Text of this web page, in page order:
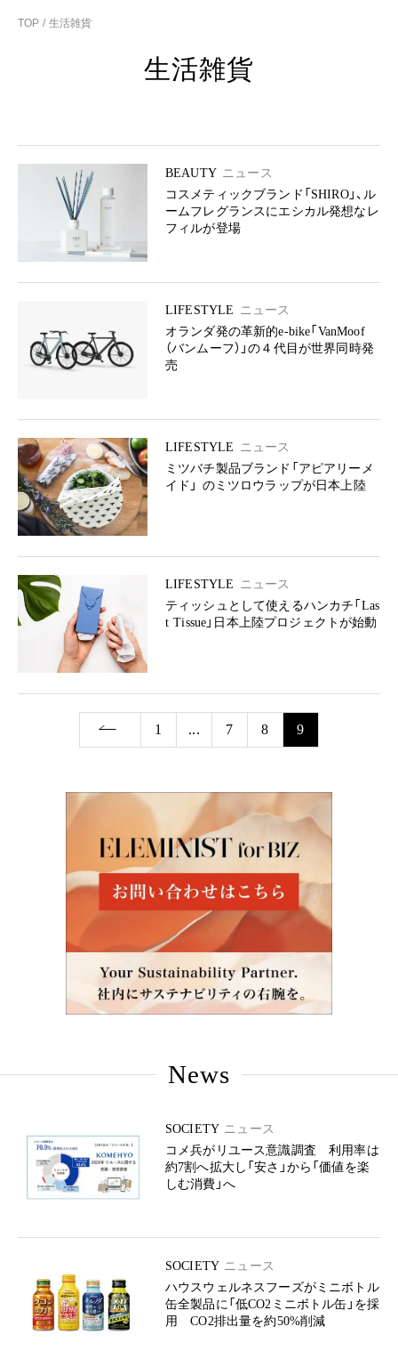
TOP 生活雑貨
生活雑貨
BEAUTY ニュース
コスメティックブランド「SHIRO」、ル
ームフレグランスにエシカル発想なレ
フィルが登場
LIFESTYLE ニュース
オランダ発の革新的e-bike「VanMoof
（バンムーフ）」の４代目が世界同時発
売
LIFESTYLE ニュース
ミツバチ製品ブランド「アピアリーメ
イド」 のミツロウラップが日本上陸
LIFESTYLE ニュース
ティッシュとして使えるハンカチ「Las
t Tissue」日本上陸プロジェクトが始動
1 ... 7 8 9
News
SOCIETY ニュース
コメ兵がリユース意識調査 利用率は
約7割へ拡大し「安さ」から「価値を楽
しむ消費」へ
SOCIETY ニュース
ハウスウェルネスフーズがミニボトル
缶全製品に「低CO2ミニボトル缶」を採
用 CO2排出量を約50%削減